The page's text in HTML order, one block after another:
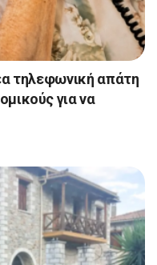
τηλεφωνική απάτη
για να